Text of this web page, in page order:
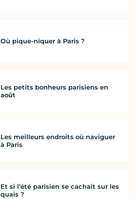
Où pique-niquer à Paris ?
Les petits bonheurs parisiens en
août
Les meilleurs endroits où naviguer
à Paris
Et si l’été parisien se cachait sur les
quais ?